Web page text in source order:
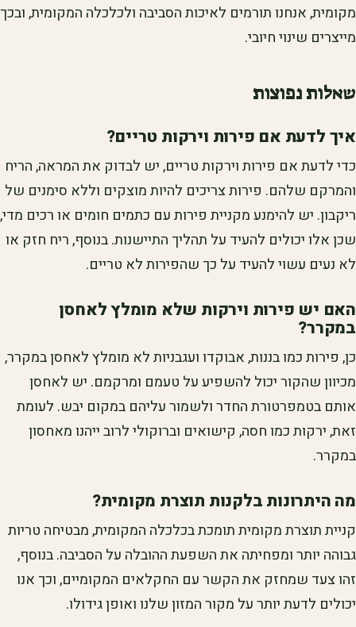
מקומית, אנחנו תורמים לאיכות הסביבה ולכלכלה המקומית, ובכך
מייצרים שינוי חיובי.
שאלות נפוצות
איך לדעת אם פירות וירקות טריים?
כדי לדעת אם פירות וירקות טריים, יש לבדוק את המראה, הריח
והמרקם שלהם. פירות צריכים להיות מוצקים וללא סימנים של
ריקבון. יש להימנע מקניית פירות עם כתמים חומים או רכים מדי,
שכן אלו יכולים להעיד על תהליך התיישנות. בנוסף, ריח חזק או
לא נעים עשוי להעיד על כך שהפירות לא טריים.
האם יש פירות וירקות שלא מומלץ לאחסן
במקרר?
כן, פירות כמו בננות, אבוקדו ועגבניות לא מומלץ לאחסן במקרר,
מכיוון שהקור יכול להשפיע על טעמם ומרקמם. יש לאחסן
אותם בטמפרטורת החדר ולשמור עליהם במקום יבש. לעומת
זאת, ירקות כמו חסה, קישואים וברוקולי לרוב ייהנו מאחסון
במקרר.
מה היתרונות בלקנות תוצרת מקומית?
קניית תוצרת מקומית תומכת בכלכלה המקומית, מבטיחה טריות
גבוהה יותר ומפחיתה את השפעת ההובלה על הסביבה. בנוסף,
זהו צעד שמחזק את הקשר עם החקלאים המקומיים, וכך אנו
יכולים לדעת יותר על מקור המזון שלנו ואופן גידולו.